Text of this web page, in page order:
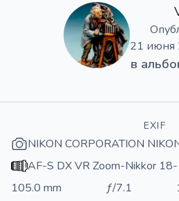
21 июня
в
EXIF
NIKON CORPORATION
AF-S DX VR Zoom-Nikkor
105.0 mm
ƒ/7.1